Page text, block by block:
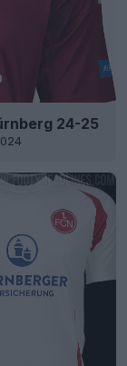
24-25